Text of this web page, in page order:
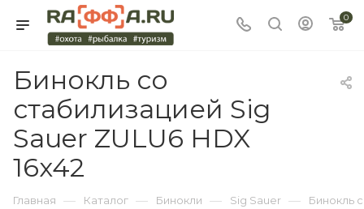
0
Бинокль со
стабилизацией Sig
Sauer ZULU6 HDX
16x42
Главная — Каталог — Бинокли — Sig Sauer — Бинокль